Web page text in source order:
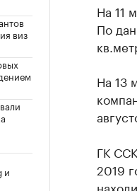
виз
и
На 11
По
На 13
ГК
2019